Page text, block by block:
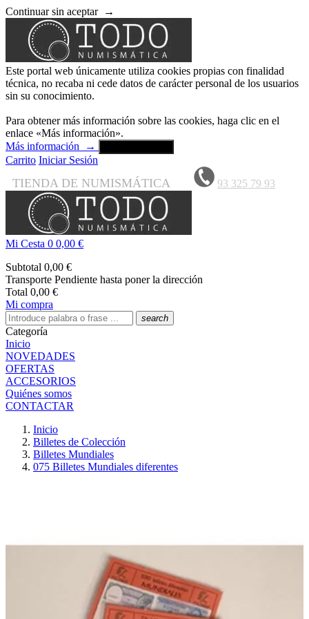
Continuar sin aceptar →
Este portal web únicamente utiliza cookies propias con finalidad
técnica, no recaba ni cede datos de carácter personal de los usuarios
sin su conocimiento.
Para obtener más información sobre las cookies, haga clic en el
enlace «Más información».
Más información
→
Carrito Iniciar Sesión
TIENDA DE NUMISMÁTICA 93 325 79 93
Mi Cesta 0 0,00 €
Subtotal 0,00 €
Transporte Pendiente hasta poner la dirección
Total 0,00 €
Mi compra
search
Categoría
Inicio
NOVEDADES
OFERTAS
ACCESORIOS
Quiénes somos
CONTACTAR
Inicio
Billetes de Colección
Billetes Mundiales
075 Billetes Mundiales diferentes